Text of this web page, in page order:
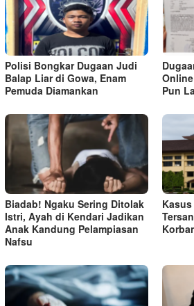
Polisi Bongkar Dugaan Judi
Balap Liar di Gowa, Enam
Pemuda Diamankan
Pun
Biadab! Ngaku Sering Ditolak
Istri, Ayah di Kendari Jadikan
Anak Kandung Pelampiasan
Nafsu